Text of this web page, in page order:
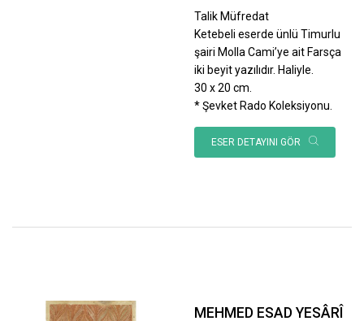
Talik Müfredat
Ketebeli eserde ünlü Timurlu
şairi Molla Cami’ye ait Farsça
iki beyit yazılıdır. Haliyle.
30 x 20 cm.
* Şevket Rado Koleksiyonu.
ESER DETAYINI GÖR
MEHMED ESAD YESÂRÎ